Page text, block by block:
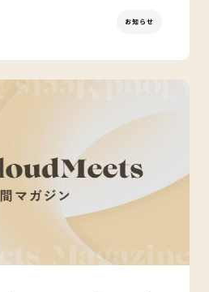
お知らせ